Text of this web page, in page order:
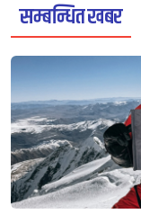
सम्बन्धित खबर